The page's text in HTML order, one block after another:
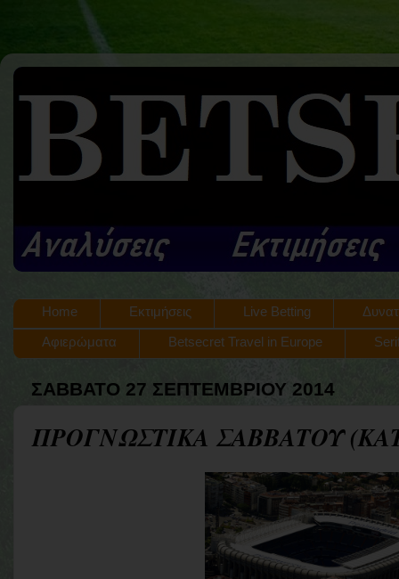
Home Εκτιμήσεις Live Betting
Αφιερώματα
Betsecret Travel in Europe
ΣΆΒΒΑΤΟ 27 ΣΕΠΤΕΜΒΡΊΟΥ 2014
ΠΡΟΓΝΩΣΤΙΚΑ ΣΑΒΒΑΤΟΥ